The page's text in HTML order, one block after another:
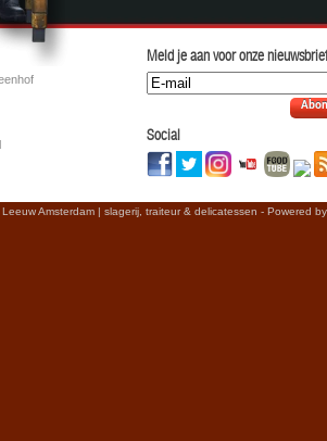
Meld je aan voor onze
Social
Amsterdam | slagerij, traiteur & delicatessen - Powered